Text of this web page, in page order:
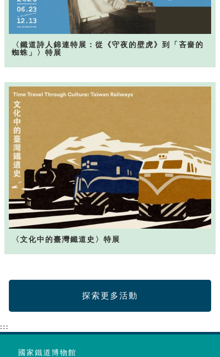
〈鐵道詩人錦連特展：從《守夜的壁虎》到「吝嗇的
蜘蛛」〉特展
〈文化中的臺灣鐵道史〉特展
探索更多活動
:::
國家鐵道博物館